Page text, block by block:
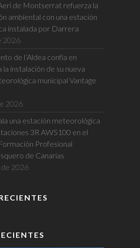
de Montserrat refuerza la
ambiental con una estación
instalada por Darrera
2026
de l’Aldea confía en
instalación de su nueva
municipal Vantage
2026
una estación meteorológica
3R AWS100 en el
Profesional
de Canarias
de 2026